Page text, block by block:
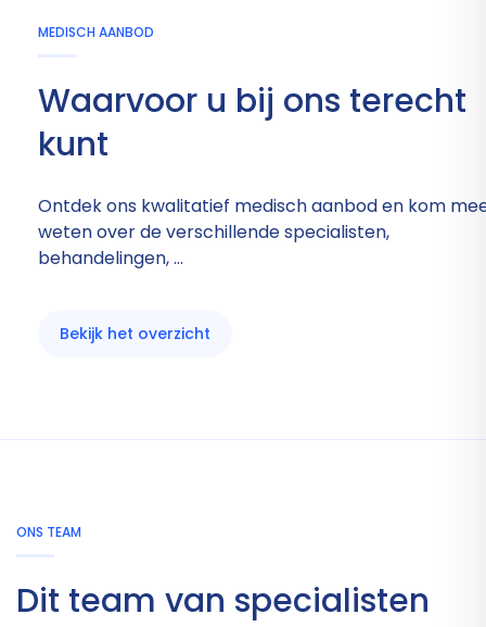
MEDISCH AANBOD
Waarvoor u bij ons terecht
kunt
Ontdek ons kwalitatief medisch aanbod en kom
weten over de verschillende specialisten,
behandelingen, ...
Bekijk het overzicht
ONS TEAM
Dit team van specialisten